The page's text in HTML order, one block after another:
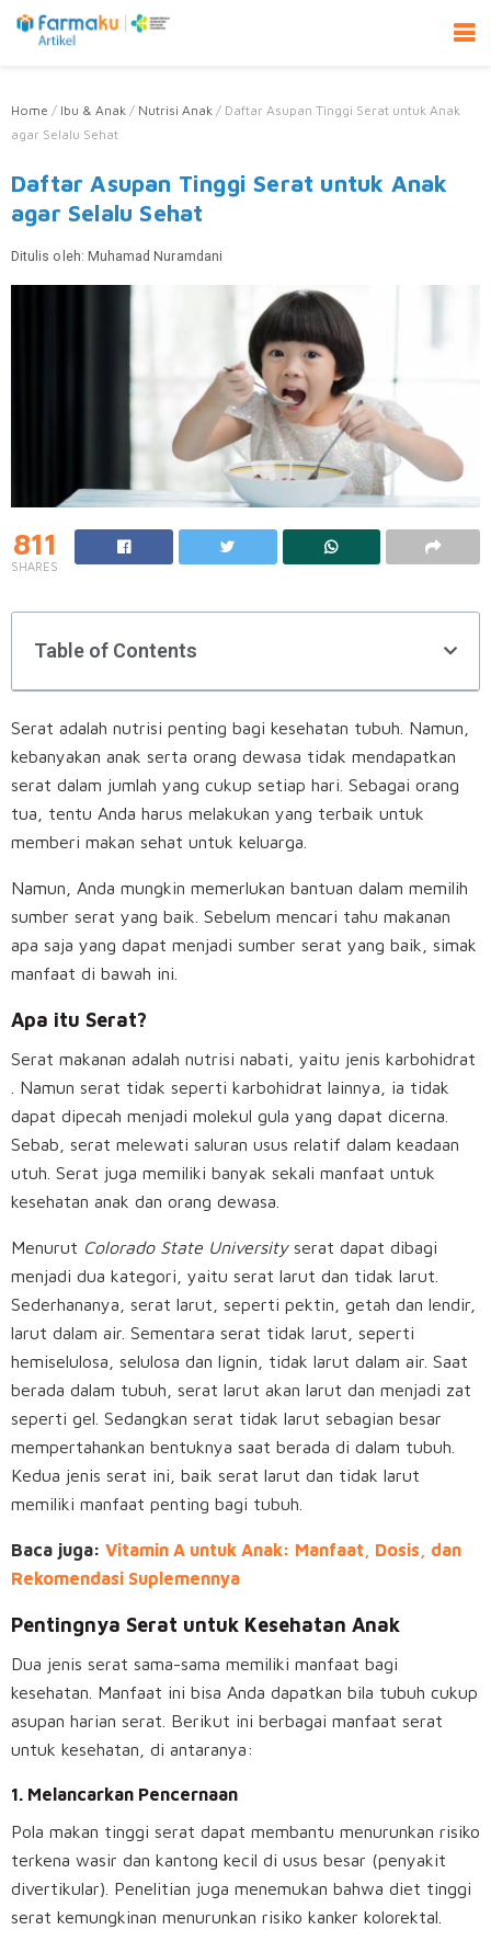
Home / Ibu & Anak / Nutrisi Anak / Daftar Asupan Tinggi Serat untuk Anak
agar Selalu Sehat
Daftar Asupan Tinggi Serat untuk Anak
agar Selalu Sehat
Ditulis oleh: Muhamad Nuramdani
811
SHARES
Table of Contents
Serat adalah nutrisi penting bagi kesehatan tubuh. Namun,
kebanyakan anak serta orang dewasa tidak mendapatkan
serat dalam jumlah yang cukup setiap hari. Sebagai orang
tua, tentu Anda harus melakukan yang terbaik untuk
memberi makan sehat untuk keluarga.
Namun, Anda mungkin memerlukan bantuan dalam memilih
sumber serat yang baik. Sebelum mencari tahu makanan
apa saja yang dapat menjadi sumber serat yang baik, simak
manfaat di bawah ini.
Apa itu Serat?
Serat makanan adalah nutrisi nabati, yaitu jenis karbohidrat
. Namun serat tidak seperti karbohidrat lainnya, ia tidak
dapat dipecah menjadi molekul gula yang dapat dicerna.
Sebab, serat melewati saluran usus relatif dalam keadaan
utuh. Serat juga memiliki banyak sekali manfaat untuk
kesehatan anak dan orang dewasa.
Menurut Colorado State Universityserat dapat dibagi
menjadi dua kategori, yaitu serat larut dan tidak larut.
Sederhananya, serat larut, seperti pektin, getah dan lendir,
larut dalam air. Sementara serat tidak larut, seperti
hemiselulosa, selulosa dan lignin, tidak larut dalam air. Saat
berada dalam tubuh, serat larut akan larut dan menjadi zat
seperti gel. Sedangkan serat tidak larut sebagian besar
mempertahankan bentuknya saat berada di dalam tubuh.
Kedua jenis serat ini, baik serat larut dan tidak larut
memiliki manfaat penting bagi tubuh.
Baca juga: Vitamin A untuk Anak: Manfaat, Dosis, dan
Rekomendasi Suplemennya
Pentingnya Serat untuk Kesehatan Anak
Dua jenis serat sama-sama memiliki manfaat bagi
kesehatan. Manfaat ini bisa Anda dapatkan bila tubuh cukup
asupan harian serat. Berikut ini berbagai manfaat serat
untuk kesehatan, di antaranya:
1. Melancarkan Pencernaan
Pola makan tinggi serat dapat membantu menurunkan risiko
terkena wasir dan kantong kecil di usus besar (penyakit
divertikular). Penelitian juga menemukan bahwa diet tinggi
serat kemungkinan menurunkan risiko kanker kolorektal.